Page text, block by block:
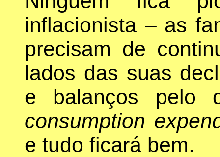
inflacionista – as
precisam de
lados das suas
e balanços pelo
consumption
e tudo ficará bem.